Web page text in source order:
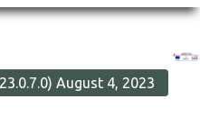
August 4, 2023